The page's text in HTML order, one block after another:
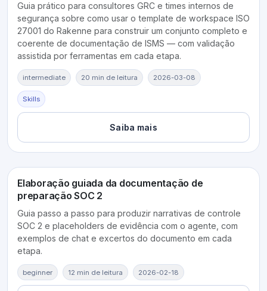
Guia prático para consultores GRC e times internos de
segurança sobre como usar o template de workspace ISO
27001 do Rakenne para construir um conjunto completo e
coerente de documentação de ISMS — com validação
assistida por ferramentas em cada etapa.
intermediate 20 min de leitura 2026-03-08
Skills
Saiba mais
Elaboração guiada da documentação de
preparação SOC 2
Guia passo a passo para produzir narrativas de controle
SOC 2 e placeholders de evidência com o agente, com
exemplos de chat e excertos do documento em cada
etapa.
beginner 12 min de leitura 2026-02-18